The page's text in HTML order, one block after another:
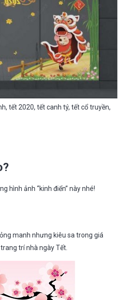
tết 2020, tết canh tý, tết cổ truyền,
hình ảnh “kinh điển” này nhé!
manh nhưng kiêu sa trong giá
trí nhà ngày Tết.